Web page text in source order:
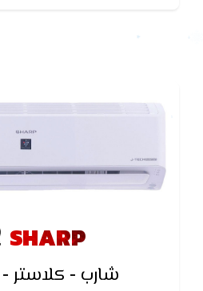
SHARP
شارب - كلاستر